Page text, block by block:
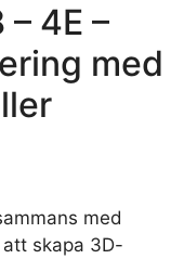
4E –
med
med
skapa 3D-